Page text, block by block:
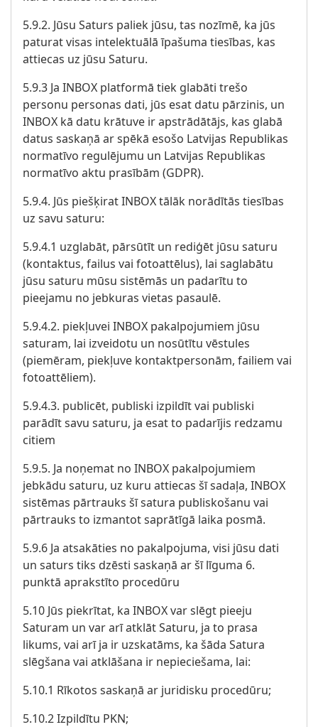
5.9.2. Jūsu Saturs paliek jūsu, tas nozīmē, ka jūs
paturat visas intelektuālā īpašuma tiesības, kas
attiecas uz jūsu Saturu.
5.9.3 Ja INBOX platformā tiek glabāti trešo
personu personas dati, jūs esat datu pārzinis, un
INBOX kā datu krātuve ir apstrādātājs, kas glabā
datus saskaņā ar spēkā esošo Latvijas Republikas
normatīvo regulējumu un Latvijas Republikas
normatīvo aktu prasībām (GDPR).
5.9.4. Jūs piešķirat INBOX tālāk norādītās tiesības
uz savu saturu:
5.9.4.1 uzglabāt, pārsūtīt un rediģēt jūsu saturu
(kontaktus, failus vai fotoattēlus), lai saglabātu
jūsu saturu mūsu sistēmās un padarītu to
pieejamu no jebkuras vietas pasaulē.
5.9.4.2. piekļuvei INBOX pakalpojumiem jūsu
saturam, lai izveidotu un nosūtītu vēstules
(piemēram, piekļuve kontaktpersonām, failiem vai
fotoattēliem).
5.9.4.3. publicēt, publiski izpildīt vai publiski
parādīt savu saturu, ja esat to padarījis redzamu
citiem
5.9.5. Ja noņemat no INBOX pakalpojumiem
jebkādu saturu, uz kuru attiecas šī sadaļa, INBOX
sistēmas pārtrauks šī satura publiskošanu vai
pārtrauks to izmantot saprātīgā laika posmā.
5.9.6 Ja atsakāties no pakalpojuma, visi jūsu dati
un saturs tiks dzēsti saskaņā ar šī līguma 6.
punktā aprakstīto procedūru
5.10 Jūs piekrītat, ka INBOX var slēgt pieeju
Saturam un var arī atklāt Saturu, ja to prasa
likums, vai arī ja ir uzskatāms, ka šāda Satura
slēgšana vai atklāšana ir nepieciešama, lai:
5.10.1 Rīkotos saskaņā ar juridisku procedūru;
5.10.2 Izpildītu PKN;